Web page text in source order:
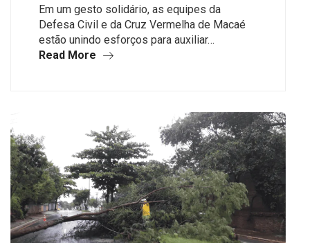
Em um gesto solidário, as equipes da
Defesa Civil e da Cruz Vermelha de Macaé
estão unindo esforços para auxiliar…
Read More